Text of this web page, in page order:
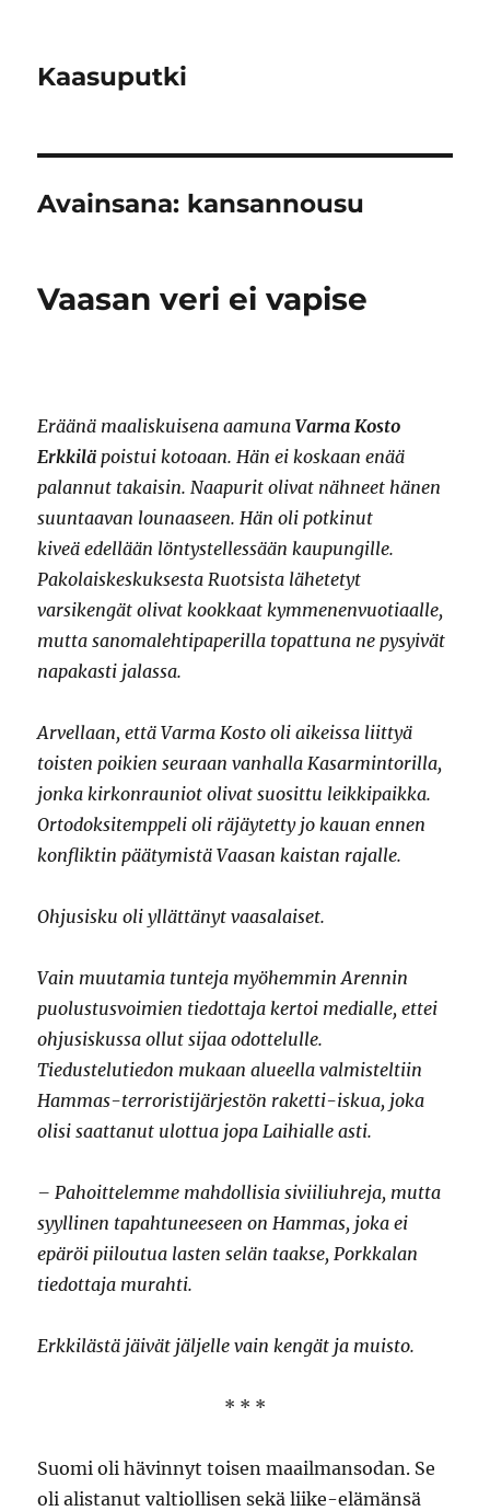
Kaasuputki
Avainsana: kansannousu
Vaasan veri ei vapise
Eräänä maaliskuisena aamunaVarma Kosto
Erkkilä poistui kotoaan. Hän ei koskaan enää
palannut takaisin. Naapurit olivat nähneet hänen
suuntaavan lounaaseen. Hän oli potkinut
kiveä edellään löntystellessään kaupungille.
Pakolaiskeskuksesta Ruotsista lähetetyt
varsikengät olivat kookkaat kymmenenvuotiaalle,
mutta sanomalehtipaperilla topattuna ne pysyivät
napakasti jalassa.
Arvellaan, että Varma Kosto oli aikeissa liittyä
toisten poikien seuraan vanhalla Kasarmintorilla,
jonka kirkonrauniot olivat suosittu leikkipaikka.
Ortodoksitemppeli oli räjäytetty jo kauan ennen
konfliktin päätymistä Vaasan kaistan rajalle.
Ohjusisku oli yllättänyt vaasalaiset.
Vain muutamia tunteja myöhemmin Arennin
puolustusvoimien tiedottaja kertoi medialle, ettei
ohjusiskussa ollut sijaa odottelulle.
Tiedustelutiedon mukaan alueella valmisteltiin
Hammas-terroristijärjestön raketti-iskua, joka
olisi saattanut ulottua jopa Laihialle asti.
– Pahoittelemme mahdollisia siviiliuhreja, mutta
syyllinen tapahtuneeseen on Hammas, joka ei
epäröi piiloutua lasten selän taakse, Porkkalan
tiedottaja murahti.
Erkkilästä jäivät jäljelle vain kengät ja muisto.
* * *
Suomi oli hävinnyt toisen maailmansodan. Se
oli alistanut valtiollisen sekä liike-elämänsä